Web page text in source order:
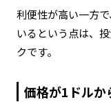
利便性が高い一方
いるという点は、
クです。
価格が1ドルか